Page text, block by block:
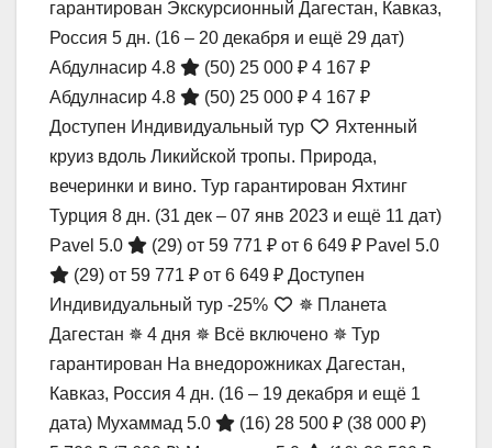
гарантирован Экскурсионный Дагестан, Кавказ,
Россия 5 дн. (16 – 20 декабря и ещё 29 дат)
Абдулнасир 4.8
(50) 25 000 ₽ 4 167 ₽
Абдулнасир 4.8
(50) 25 000 ₽ 4 167 ₽
Доступен Индивидуальный тур
Яхтенный
круиз вдоль Ликийской тропы. Природа,
вечеринки и вино. Тур гарантирован Яхтинг
Турция 8 дн. (31 дек – 07 янв 2023 и ещё 11 дат)
Pavel 5.0
(29) от 59 771 ₽ от 6 649 ₽ Pavel 5.0
(29) от 59 771 ₽ от 6 649 ₽ Доступен
Индивидуальный тур -25%
✵ Планета
Дагестан ✵ 4 дня ✵ Всё включено ✵ Тур
гарантирован На внедорожниках Дагестан,
Кавказ, Россия 4 дн. (16 – 19 декабря и ещё 1
дата) Мухаммад 5.0 (16) 28 500 ₽ (38 000 ₽)